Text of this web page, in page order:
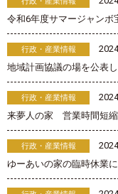
令和6年度サマージャンボ
行政・産業情報
地域計画協議の場を公表
行政・産業情報
来夢人の家 営業時間短
行政・産業情報
ゆーあいの家の臨時休業